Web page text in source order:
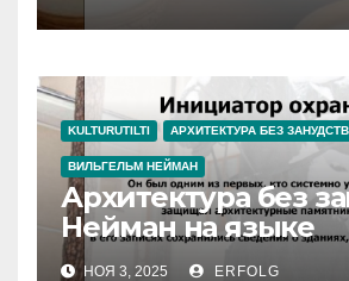
KULTURUTILTI АРХИТЕКТУРА БЕЗ
ВИЛЬГЕЛЬМ НЕЙМАН
Архитектура без
Нейман на языке
молодежи
НОЯ 3, 2025 ERFOLG